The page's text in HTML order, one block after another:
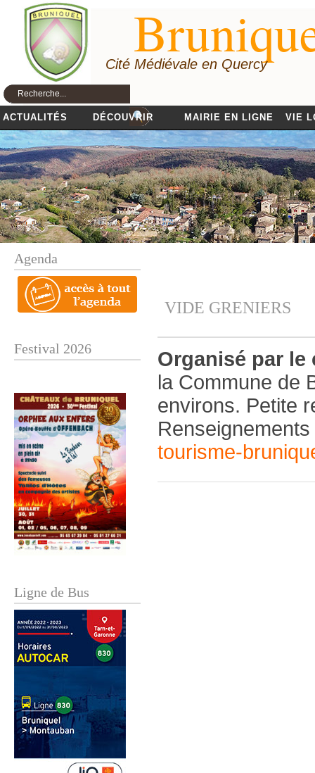
Cité Médiévale en Quercy
ACTUALITÉS DÉCOUVRIR MAIRIE EN LIGNE VIE
Agenda
Festival 2026
Ligne de Bus
VIDE GRENIERS
Organisé par le
la Commune de
environs. Petite
tourisme-